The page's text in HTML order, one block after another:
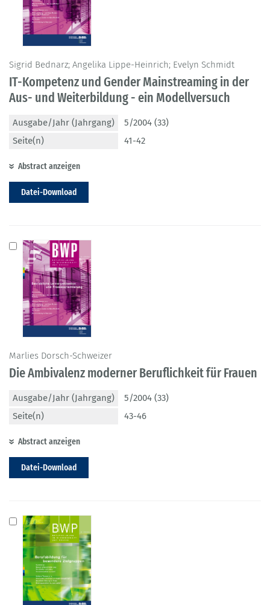
Sigrid Bednarz; Angelika Lippe-Heinrich; Evelyn Schmidt
IT-Kompetenz und Gender Mainstreaming in der
Aus- und Weiterbildung - ein Modellversuch
Ausgabe/Jahr (Jahrgang)
5/2004 (33)
Seite(n)
41-42
Abstract anzeigen
Datei-Download
Marlies Dorsch-Schweizer
Die Ambivalenz moderner Beruflichkeit für Frauen
Ausgabe/Jahr (Jahrgang)
5/2004 (33)
Seite(n)
43-46
Abstract anzeigen
Datei-Download